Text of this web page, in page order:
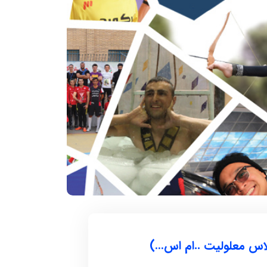
در یک
۱۲ آذر ۱۴۰۴
سریعترین زمان 1000 متر روپایی زدن با
معلولیت ..ام اس…)